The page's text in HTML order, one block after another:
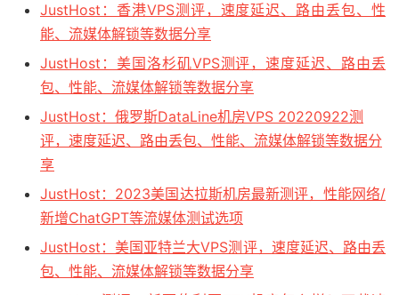
JustHost：香港VPS测评，速度延迟、路由丢包、性
能、流媒体解锁等数据分享
JustHost：美国洛杉矶VPS测评，速度延迟、路由丢
包、性能、流媒体解锁等数据分享
JustHost：俄罗斯DataLine机房VPS 20220922测
评，速度延迟、路由丢包、性能、流媒体解锁等数据分
享
JustHost：2023美国达拉斯机房最新测评，性能网络/
新增ChatGPT等流媒体测试选项
JustHost：美国亚特兰大VPS测评，速度延迟、路由丢
包、性能、流媒体解锁等数据分享